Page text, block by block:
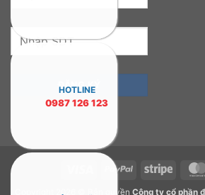
PayPal Stripe
Copyright 2026 © Bản quyền Công ty cổ phần
HOTLINE
0987 126 123